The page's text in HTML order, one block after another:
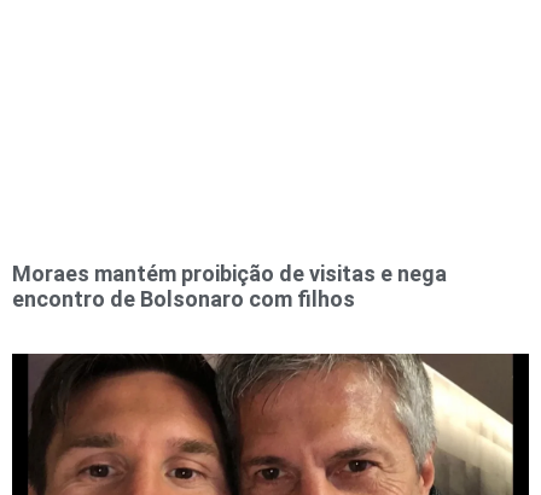
Moraes mantém proibição de visitas e nega
encontro de Bolsonaro com filhos